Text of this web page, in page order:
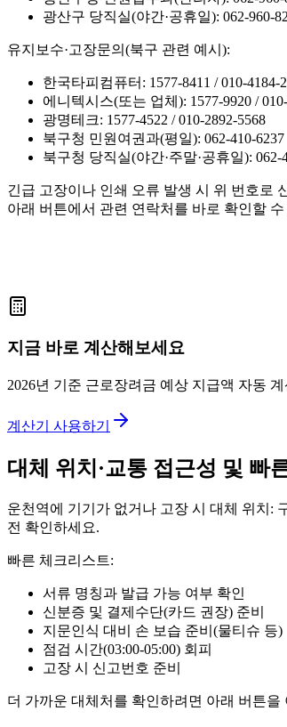
광산구 당직실(야간·공휴일): 062-960-
유지보수·고장문의(북구 관련 예시):
한국타피컴퓨터: 1577-8411 / 010-4184-
에니텍시스(또는 업체): 1577-9920 /
광명테크: 1577-4522 / 010-2892-5568
북구청 민원여권과(평일): 062-410-6237
북구청 당직실(야간·주말·공휴일): 062-
긴급 고장이나 인쇄 오류 발생 시 위 번호로
아래 버튼에서 관련 연락처를 바로 확인할
지금 바로 계산해보세요
2026년 기준 근로장려금 예상 지급액 자동
계산기 사용하기
대체 위치·교통 접근성 및 빠
운천역에 기기가 없거나 고장 시 대체 위치:
전 확인하세요.
빠른 체크리스트:
서류 명칭과 발급 가능 여부 확인
신분증 및 결제수단(카드 권장) 준비
지문인식 대비 손 보습 준비(물티슈 등)
점검 시간(03:00-05:00) 회피
고장 시 신고번호 준비
더 가까운 대체처를 확인하려면 아래 버튼을